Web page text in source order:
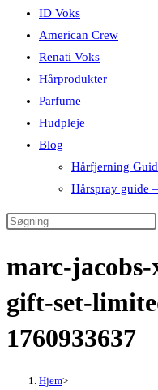
ID Voks
American Crew
Renati Voks
Hårprodukter
Parfume
Hudpleje
Blog
Hårfjerning
Hårspray guide
marc-
gift-set-
1760933637
Hjem>